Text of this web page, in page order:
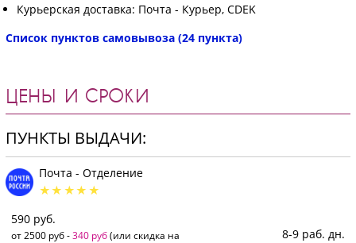
Курьерская доставка: Почта - Курьер, CDEK
Список пунктов самовывоза (24 пункта)
ЦЕНЫ И СРОКИ
ПУНКТЫ ВЫДАЧИ:
Почта - Отделение
590 руб.
от 2500 руб -340 руб(или скидка на
8-9 раб. дн.